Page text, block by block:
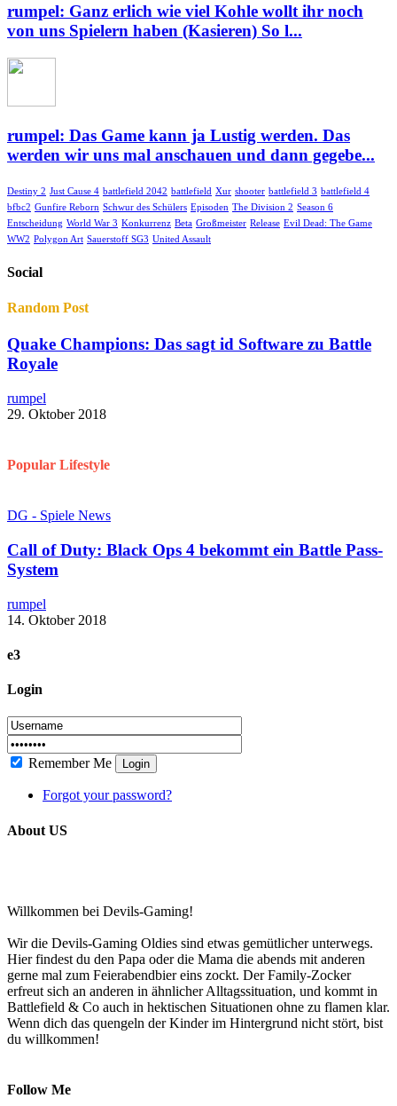
rumpel: Ganz erlich wie viel Kohle wollt ihr noch
von uns Spielern haben (Kasieren) So l...
rumpel: Das Game kann ja Lustig werden. Das
werden wir uns mal anschauen und dann gegebe...
Destiny 2 Just Cause 4 battlefield 2042 battlefield Xur shooter battlefield 3 battlefield 4
bfbc2 Gunfire Reborn Schwur des Schülers Episoden The Division 2 Season 6
Entscheidung World War 3 Konkurrenz Beta Großmeister Release Evil Dead: The Game
WW2 Polygon Art Sauerstoff SG3 United Assault
Social
Random Post
Quake Champions: Das sagt id Software zu Battle
Royale​
rumpel
29. Oktober 2018
Popular Lifestyle
DG - Spiele News
Call of Duty: Black Ops 4 bekommt ein Battle Pass-
System
rumpel
14. Oktober 2018
e3
Login
Remember Me Login
Forgot your password?
About US
Willkommen bei Devils-Gaming!
Wir die Devils-Gaming Oldies sind etwas gemütlicher unterwegs.
Hier findest du den Papa oder die Mama die abends mit anderen
gerne mal zum Feierabendbier eins zockt. Der Family-Zocker
erfreut sich an anderen in ähnlicher Alltagssituation, und kommt in
Battlefield & Co auch in hektischen Situationen ohne zu flamen klar.
Wenn dich das quengeln der Kinder im Hintergrund nicht stört, bist
du willkommen!
Follow Me